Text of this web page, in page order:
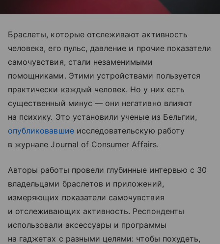
Браслеты, которые отслеживают активность
человека, его пульс, давление и прочие показатели
самочувствия, стали незаменимыми
помощниками. Этими устройствами пользуется
практически каждый человек. Но у них есть
существенный минус — они негативно влияют
на психику. Это установили ученые из Бельгии,
опубликовавшиеисследовательскую работу
в журнале Journal of Consumer Affairs.
Авторы работы провели глубинные интервью с 30
владельцами браслетов и приложений,
измеряющих показатели самочувствия
и отслеживающих активность. Респонденты
использовали аксессуары и программы
на гаджетах с разными целями: чтобы похудеть,